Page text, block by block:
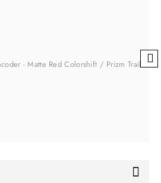
- Matte Red Colorshift / Prizm Trail